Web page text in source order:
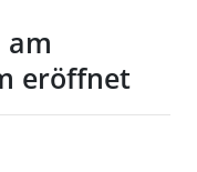
eröffnet